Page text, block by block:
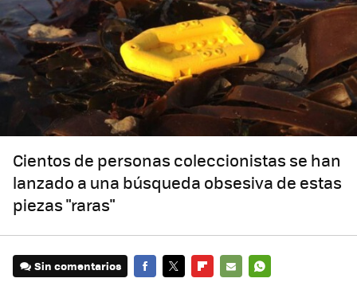
Cientos de personas coleccionistas se han
lanzado a una búsqueda obsesiva de estas
piezas "raras"
Sin comentarios